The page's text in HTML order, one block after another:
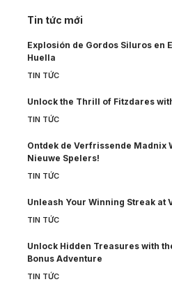
Tin tức mới
Explosión de Gordos Siluros en
Huella
TIN TỨC
Unlock the Thrill of Fitzdares
TIN TỨC
Ontdek de Verfrissende Madnix
Nieuwe Spelers!
TIN TỨC
Unleash Your Winning Streak at
TIN TỨC
Unlock Hidden Treasures with
Bonus Adventure
TIN TỨC